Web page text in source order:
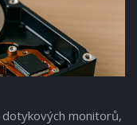
monitorů,